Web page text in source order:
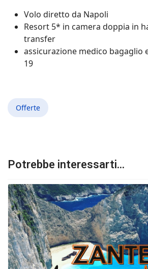
Volo diretto da Napoli
Resort 5* in camera doppia in
transfer
assicurazione medico bagaglio
19
Offerte
Potrebbe interessarti...